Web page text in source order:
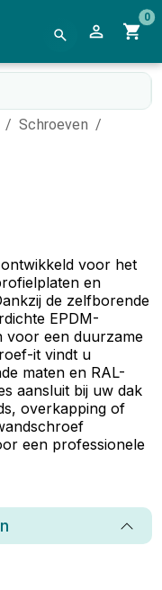
0
/ Schroeven /
voor het
en
de zelfborende
EPDM-
voor een duurzame
it vindt u
maten en RAL-
aansluit bij uw dak
overkapping of
een professionele